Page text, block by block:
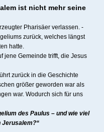
ist nicht mehr seine
Pharisäer verlassen. -
zurück, welches längst
hatte.
jene Gemeinde trifft, die Jesus
zurück in die Geschichte
größer geworden war als
war. Wodurch sich für uns
des Paulus – und wie viel
Jerusalem?“